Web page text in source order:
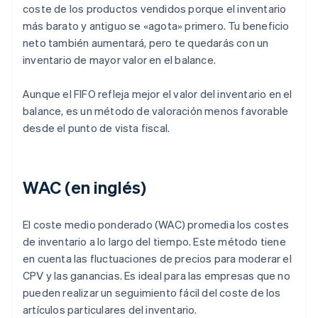
coste de los productos vendidos porque el inventario
más barato y antiguo se «agota» primero. Tu beneficio
neto también aumentará, pero te quedarás con un
inventario de mayor valor en el balance.
Aunque el FIFO refleja mejor el valor del inventario en el
balance, es un método de valoración menos favorable
desde el punto de vista fiscal.
WAC (en inglés)
El coste medio ponderado (WAC) promedia los costes
de inventario a lo largo del tiempo. Este método tiene
en cuenta las fluctuaciones de precios para moderar el
CPV y las ganancias. Es ideal para las empresas que no
pueden realizar un seguimiento fácil del coste de los
artículos particulares del inventario.